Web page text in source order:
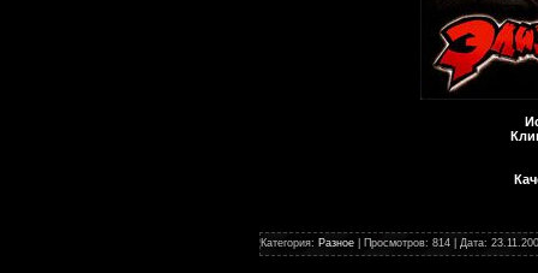
Категория: Разное | Просмотров: 814 | Дата: